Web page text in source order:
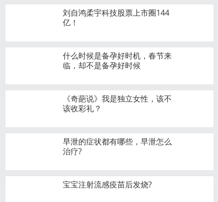
刘自鸿柔宇科技股票上市圈144
亿！
什么时候是备孕好时机，春节来
临，却不是备孕好时候
《奇葩说》我是独立女性，该不
该收彩礼？
早泄的症状都有哪些，早泄怎么
治疗?
宝宝注射流感疫苗后发烧?